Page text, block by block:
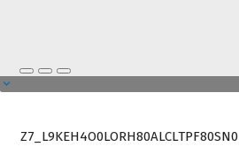
Z7_L9KEH4O0LORH80ALCLTPF80SN0